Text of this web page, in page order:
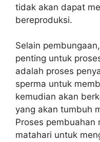
tidak akan dapat
bereproduksi.
Selain
penting untuk
adalah proses
sperma untuk
kemudian akan
yang akan tumbuh
Proses pembuahan
matahari untuk